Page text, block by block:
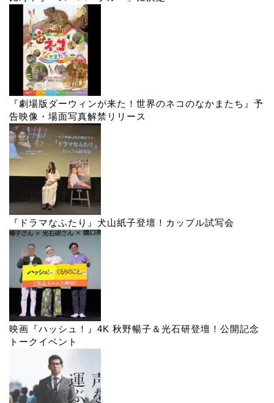
『劇場版ダーウィンが来た！世界のネコのなかまたち』予
告映像・場面写真解禁リリース
『ドラマなふたり』犬山紙子登壇！カップル試写会
映画『ハッシュ！』4K 秋野暢子＆光石研登壇！公開記念
トークイベント